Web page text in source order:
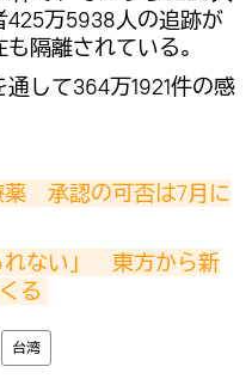
425万5938人の追跡が
隔離されている。
して364万1921件の感
　承認の可否は7月に
れない」　東方から新
る
台湾